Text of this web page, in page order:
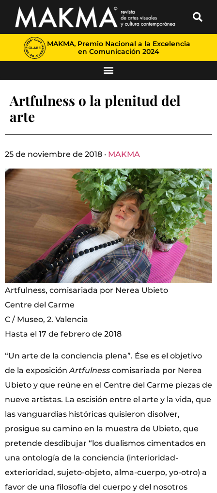
MAKMA, Premio Nacional a la Excelencia
en Comunicación 2024
Artfulness o la plenitud del
arte
25 de noviembre de 2018 · MAKMA
Artfulness, comisariada por Nerea Ubieto
Centre del Carme
C / Museo, 2. Valencia
Hasta el 17 de febrero de 2018
“Un arte de la conciencia plena”. Ése es el objetivo
de la exposición Artfulness comisariada por Nerea
Ubieto y que reúne en el Centre del Carme piezas de
nueve artistas. La escisión entre el arte y la vida, que
las vanguardias históricas quisieron disolver,
prosigue su camino en la muestra de Ubieto, que
pretende desdibujar “los dualismos cimentados en
una ontología de la conciencia (interioridad-
exterioridad, sujeto-objeto, alma-cuerpo, yo-otro) a
favor de una filosofía del cuerpo y del nosotros